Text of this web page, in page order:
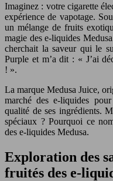
Imaginez : votre cigarette
expérience de vapotage.
un mélange de fruits
magie des e-liquides
cherchait la saveur qui le
Purple et m’a dit : « J’ai
! ».
La marque Medusa Juice,
marché des e-liquides
qualité de ses ingrédients.
spéciaux ? Pourquoi ce
des e-liquides Medusa.
Exploration des
fruités des e-